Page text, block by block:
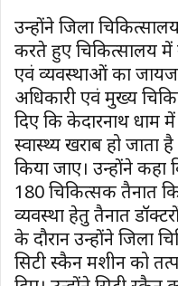
उन्होंने जिला चिकित्सालय
करते हुए चिकित्सालय
एवं व्यवस्थाओं का
अधिकारी एवं मुख्य
दिए कि केदारनाथ धाम
स्वास्थ्य खराब हो जाता
किया जाए। उन्होंने कहा
180 चिकित्सक तैनात
व्यवस्था हेतु तैनात
के दौरान उन्होंने जिला
सिटी स्कैन मशीन को